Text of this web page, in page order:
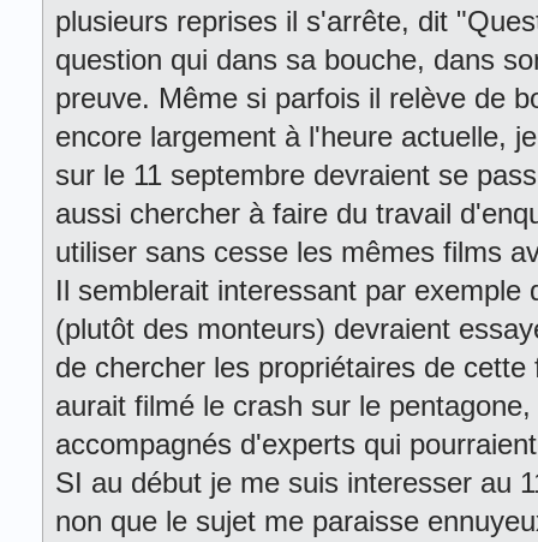
plusieurs reprises il s'arrête, dit
question qui dans sa bouche, dans
preuve. Même si parfois il relève de
encore largement à l'heure actuelle,
sur le 11 septembre devraient se
aussi chercher à faire du travail
utiliser sans cesse les mêmes films
Il semblerait interessant par exemple
(plutôt des monteurs) devraient
de chercher les propriétaires de
aurait filmé le crash sur le
accompagnés d'experts qui
SI au début je me suis interesser au
non que le sujet me paraisse